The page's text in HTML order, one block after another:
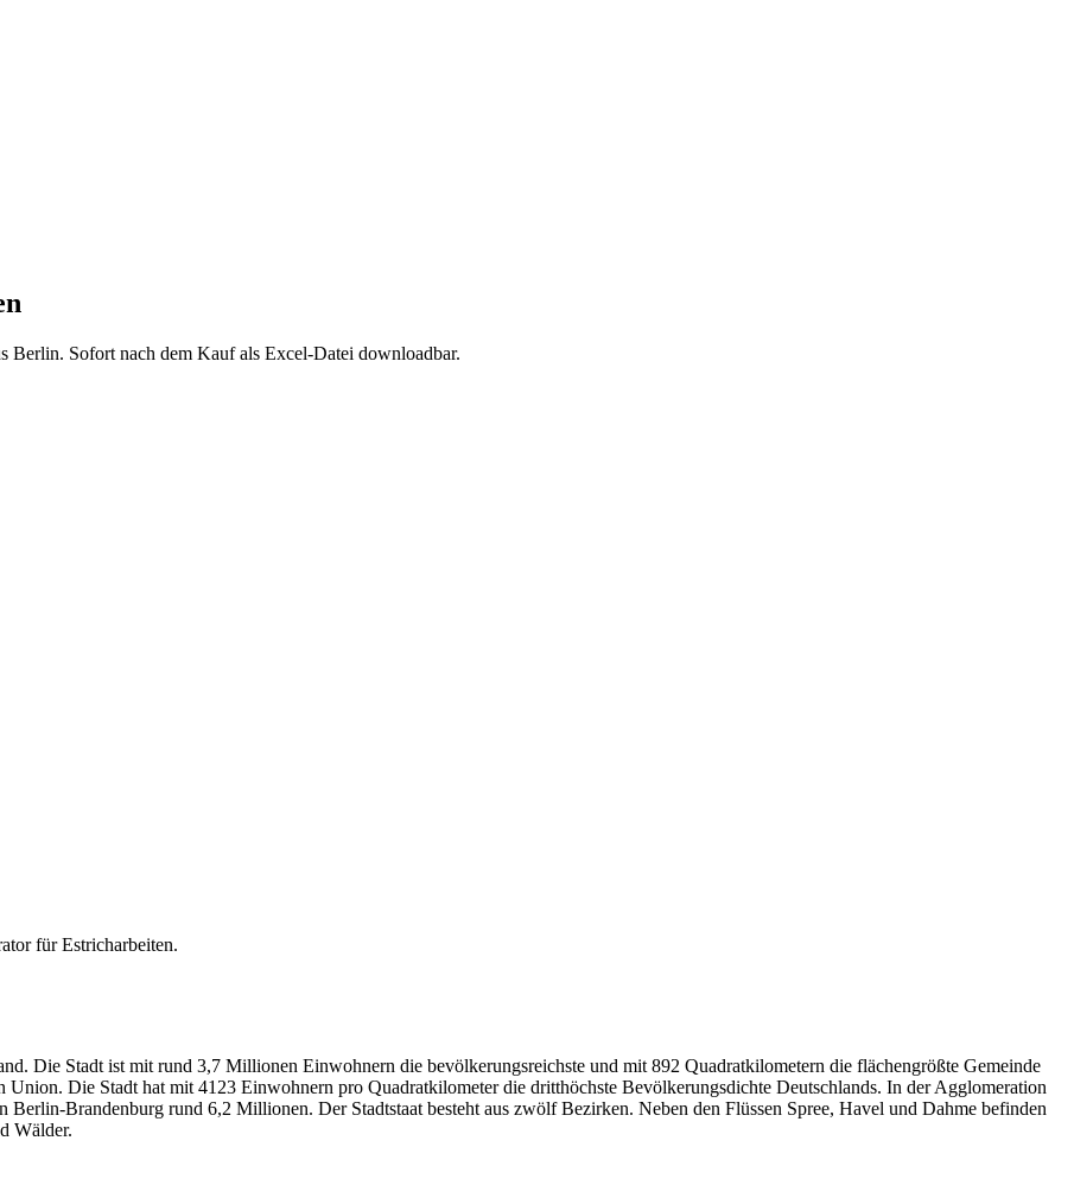
Berlin. Sofort nach dem Kauf als Excel-Datei downloadbar.
fürEstricharbeiten.
Die Stadt ist mit rund 3,7 Millionen Einwohnern die bevölkerungsreichste und mit 892 Quadratkilometern die flächengrößte Gemeinde
Union. Die Stadt hat mit 4123 Einwohnern pro Quadratkilometer die dritthöchste Bevölkerungsdichte Deutschlands. In der Agglomeration
Brandenburg rund 6,2 Millionen. Der Stadtstaat besteht aus zwölf Bezirken. Neben den Flüssen Spree, Havel und Dahme befinden
Wälder.